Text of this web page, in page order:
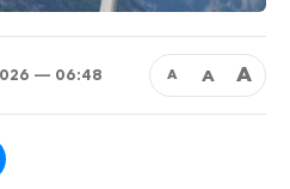
— 06:48 Α Α Α